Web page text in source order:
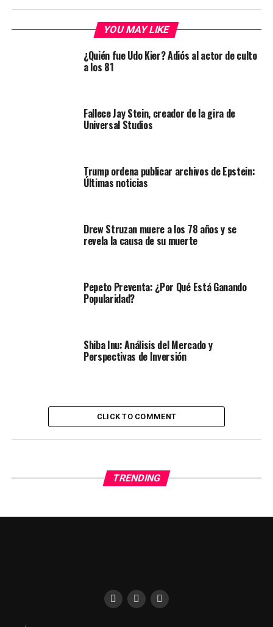
YOU MAY LIKE
¿Quién fue Udo Kier? Adiós al actor de culto
a los 81
Fallece Jay Stein, creador de la gira de
Universal Studios
Trump ordena publicar archivos de Epstein:
Últimas noticias
Drew Struzan muere a los 78 años y se
revela la causa de su muerte
Pepeto Preventa: ¿Por Qué Está Ganando
Popularidad?
Shiba Inu: Análisis del Mercado y
Perspectivas de Inversión
CLICK TO COMMENT
TRENDING